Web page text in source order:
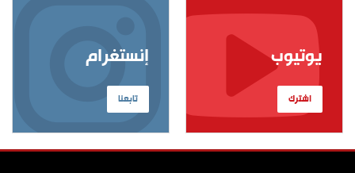
إنستغرام
تابعنا
يوتيوب
اشترك